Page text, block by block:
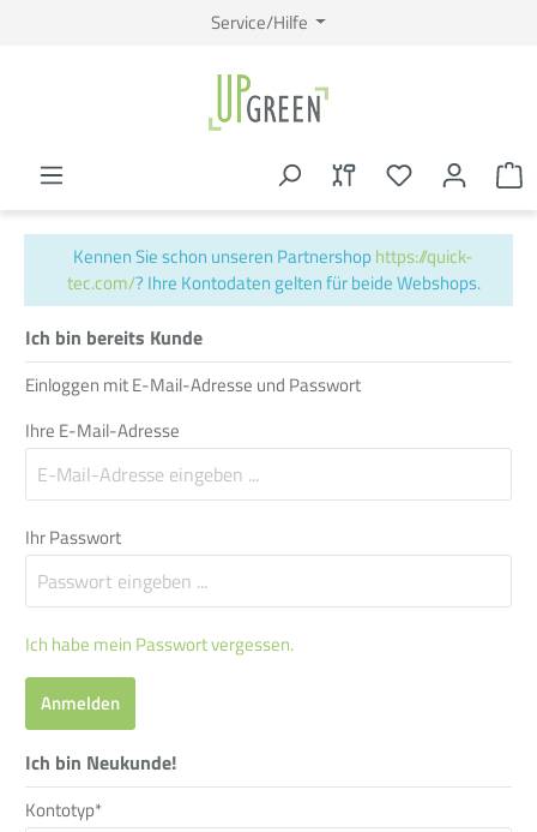
Service/Hilfe
Kennen Sie schon unseren Partnershop https://quick-
tec.com/? Ihre Kontodaten gelten für beide Webshops.
Ich bin bereits Kunde
Einloggen mit E-Mail-Adresse und Passwort
Ihre E-Mail-Adresse
Ihr Passwort
Ich habe mein Passwort vergessen.
Anmelden
Ich bin Neukunde!
Kontotyp*